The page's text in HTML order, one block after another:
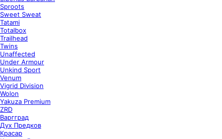
Sproots
Sweet Sweat
Tatami
Totalbox
Trailhead
Twins
Unaffected
Under Armour
Unkind Sport
Venum
Vigrid Division
Wolon
Yakuza Premium
ZRD
Варгград
Дух Предков
Красар